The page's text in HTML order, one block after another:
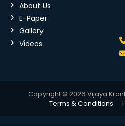
About Us
E-Paper
Gallery
Videos
Copyright © 2026 Vijaya
Terms & Conditions
|